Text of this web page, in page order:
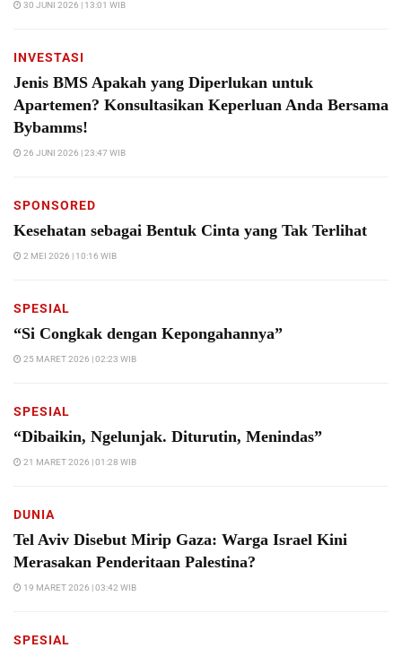
30 JUNI 2026 | 13:01 WIB
INVESTASI
Jenis BMS Apakah yang Diperlukan untuk
Apartemen? Konsultasikan Keperluan Anda Bersama
Bybamms!
26 JUNI 2026 | 23:47 WIB
SPONSORED
Kesehatan sebagai Bentuk Cinta yang Tak Terlihat
2 MEI 2026 | 10:16 WIB
SPESIAL
“Si Congkak dengan Kepongahannya”
25 MARET 2026 | 02:23 WIB
SPESIAL
“Dibaikin, Ngelunjak. Diturutin, Menindas”
21 MARET 2026 | 01:28 WIB
DUNIA
Tel Aviv Disebut Mirip Gaza: Warga Israel Kini
Merasakan Penderitaan Palestina?
19 MARET 2026 | 03:42 WIB
SPESIAL